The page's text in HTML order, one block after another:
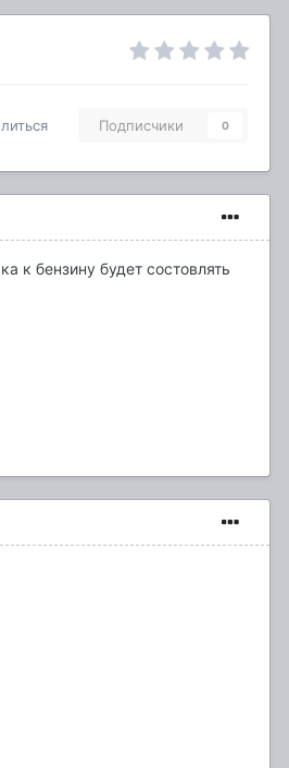
Подписчики 0
к бензину будет состовлять